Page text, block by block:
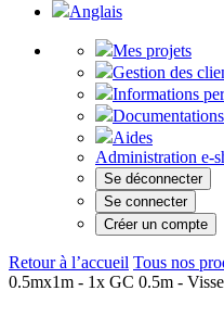
Anglais
Mes projets
Gestion des
Informations
Documentations
Aides
Administration e-
Se déconnecter
Se connecter
Créer un compte
Retour à l’accueil Tous nos
0.5mx1m - 1x GC 0.5m -